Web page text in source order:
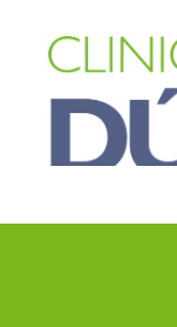
CONTACTO